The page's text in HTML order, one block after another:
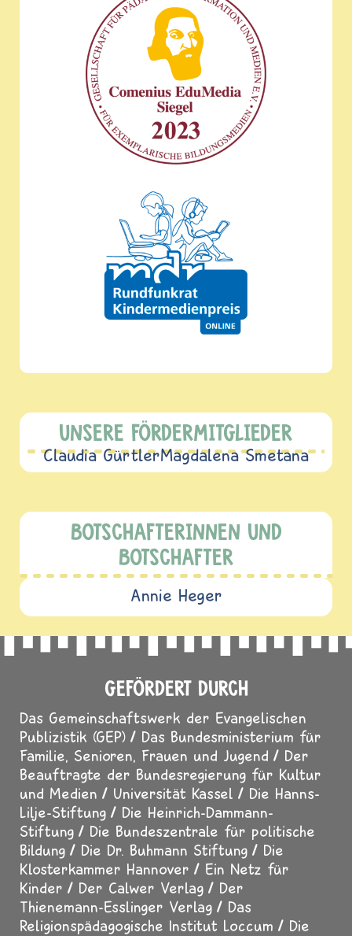
UNSERE FÖRDERMITGLIEDER
Claudia GürtlerMagdalena Smetana
BOTSCHAFTERINNEN UND
BOTSCHAFTER
Annie Heger
GEFÖRDERT DURCH
Das Gemeinschaftswerk der Evangelischen
Publizistik (GEP)
Das Bundesministerium für
Familie, Senioren, Frauen und Jugend
Der
Beauftragte der Bundesregierung für Kultur
und Medien
Universität Kassel
Die Hanns-
Lilje-Stiftung
Die Heinrich-Dammann-
Stiftung
Die Bundeszentrale für politische
Bildung
Die Dr. Buhmann Stiftung
Die
Klosterkammer Hannover
Ein Netz für
Kinder
Der Calwer Verlag
Der
Thienemann-Esslinger Verlag
Das
Religionspädagogische Institut Loccum
Die